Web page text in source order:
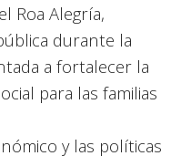
Roa Alegría,
durante la
a fortalecer la
para las familias
y las políticas